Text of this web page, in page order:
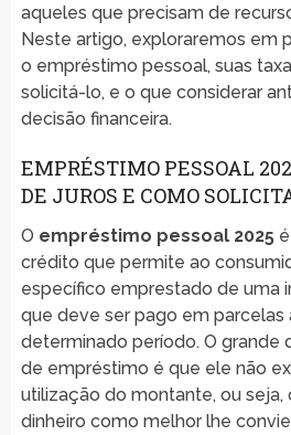
aqueles que precisam de
Neste artigo, exploraremos em
o empréstimo pessoal, suas
solicitá-lo, e o que considerar
decisão financeira.
EMPRÉSTIMO PESSOAL
DE JUROS E COMO
O empréstimo pessoal 2025é
crédito que permite ao
específico emprestado de uma
que deve ser pago em parcelas
determinado período. O grande
de empréstimo é que ele não
utilização do montante, ou seja,
dinheiro como melhor lhe